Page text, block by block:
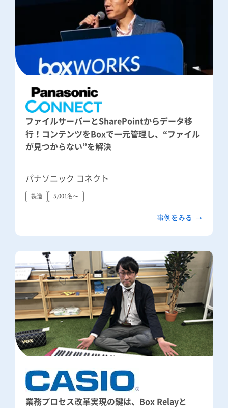
ファイルサーバーとSharePointからデータ移
行！コンテンツをBoxで一元管理し、“ファイル
が見つからない”を解決
パナソニック コネクト
製造 5,001名〜
事例をみる
業務プロセス改革実現の鍵は、Box Relayと